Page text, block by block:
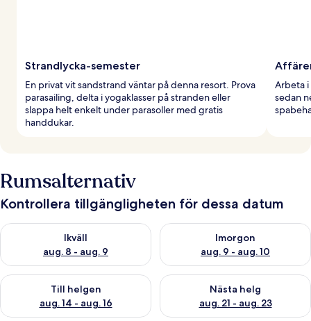
Strandlycka-semester
En privat vit sandstrand väntar på denna resort. Prova
parasailing, delta i yogaklasser på stranden eller
slappa helt enkelt under parasoller med gratis
handdukar.
Arbeta
sedan
Rumsalternativ
Kontrollera tillgängligheten för dessa datum
Ikväll
aug. 8 - aug. 9
Kontrollera tillgängligheten för ikväll aug. 8 - aug. 9
Imorgon
aug. 9 - aug. 10
Kontrollera tillgängligheten
Till helgen
aug. 14 - aug. 16
Kontrollera tillgängligheten för den här helgen aug. 14 - aug.
Nästa helg
aug. 21 - aug. 23
Kontrollera tillgängligheten